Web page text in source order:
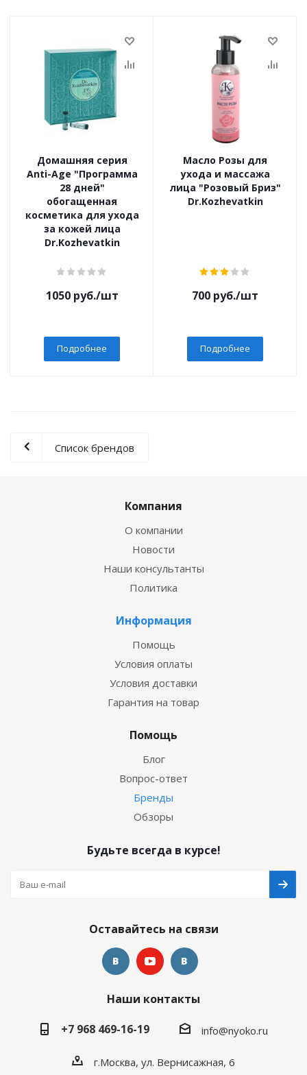
Домашняя серия
Anti-Age "Программа
28 дней"
обогащенная
косметика для ухода
за кожей лица
Dr.Kozhevatkin
1050руб./шт
Подробнее
Масло Розы для
ухода и массажа
лица "Розовый Бриз"
Dr.Kozhevatkin
700 руб./шт
Подробнее
Список брендов
Компания
О компании
Новости
Наши консультанты
Политика
Информация
Помощь
Условия оплаты
Условия доставки
Гарантия на товар
Помощь
Блог
Вопрос-ответ
Бренды
Обзоры
Будьте всегда в курсе!
Оставайтесь на связи
Наши контакты
+7 968 469-16-19
info@nyoko.ru
г.Москва, ул. Вернисажная, 6